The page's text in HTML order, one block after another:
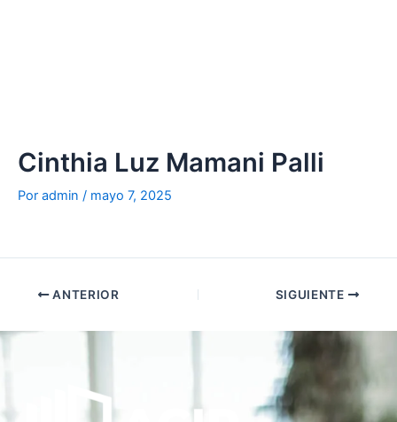
Cinthia Luz Mamani Palli
Por admin / mayo 7, 2025
ANTERIOR SIGUIENTE